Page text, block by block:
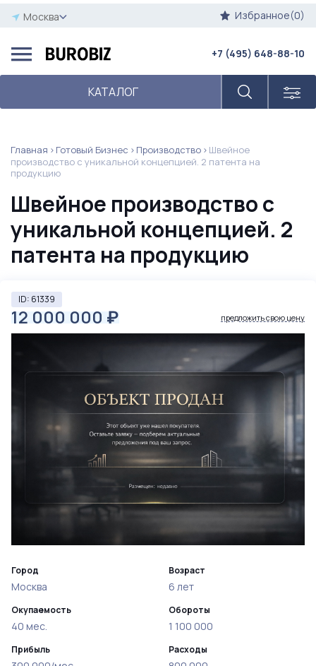
Москва Избранное(0)
КАТАЛОГ
+7 (495) 648-88-10
Главная Готовый Бизнес Производство
Швейное
производство с уникальной концепцией. 2 патента на
продукцию
Швейное производство с
уникальной концепцией. 2
патента на продукцию
ID: 61339
12 000 000 ₽ предложить свою цену
Город
Москва
Окупаемость
40 мес.
Прибыль
Возраст
6 лет
Обороты
1 100 000
Расходы